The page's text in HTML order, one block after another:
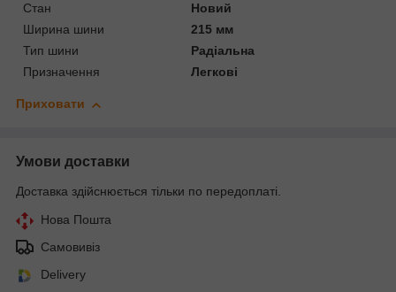
Стан
Новий
Ширина шини
215 мм
Тип шини
Радіальна
Призначення
Легкові
Приховати
Умови доставки
Доставка здійснюється тільки по передоплаті.
Нова Пошта
Самовивіз
Delivery